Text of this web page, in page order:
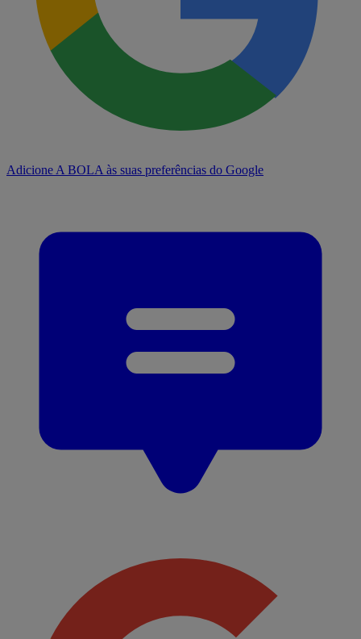
Adicione A BOLA às suas preferências do Google